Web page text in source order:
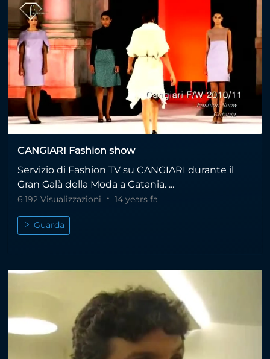
CANGIARI Fashion show
Servizio di Fashion TV su CANGIARI durante il
Gran Galà della Moda a Catania. ...
6,192 Visualizzazioni 14 years fa
Guarda